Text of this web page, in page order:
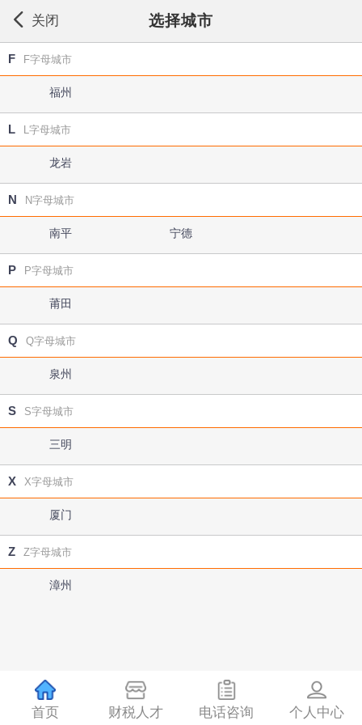
关闭 选择城市
F F字母城市
福州
L L字母城市
龙岩
N N字母城市
南平 宁德
P P字母城市
莆田
Q Q字母城市
泉州
S S字母城市
三明
X X字母城市
厦门
Z Z字母城市
漳州
首页 财税人才 电话咨询 个人中心